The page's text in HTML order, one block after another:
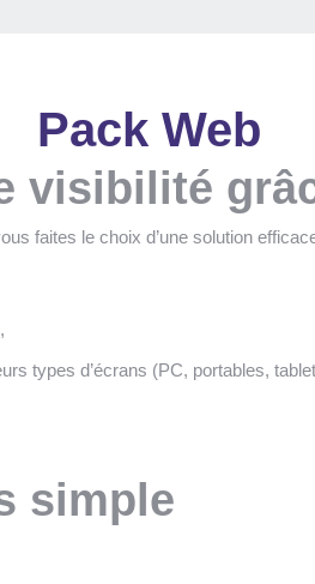
Pack Web
visibilité
faites le choix d’une solution
types d’écrans (PC, portables,
simple